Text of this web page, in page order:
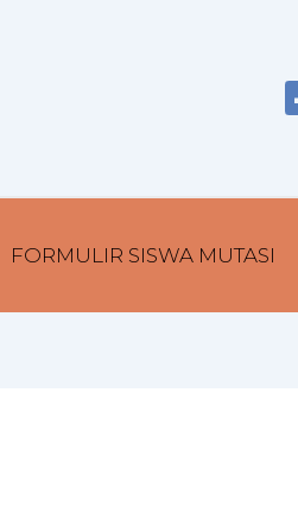
FORMULIR SISWA MUTASI